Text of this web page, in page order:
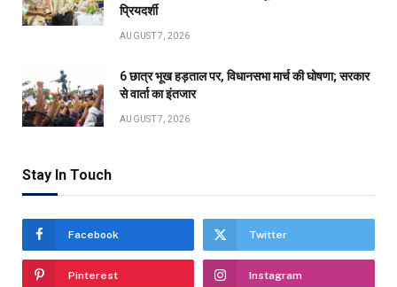
प्रियदर्शी
AUGUST 7, 2026
6 छात्र भूख हड़ताल पर, विधानसभा मार्च की घोषणा; सरकार
से वार्ता का इंतजार
AUGUST 7, 2026
Stay In Touch
Facebook Twitter
Pinterest Instagram